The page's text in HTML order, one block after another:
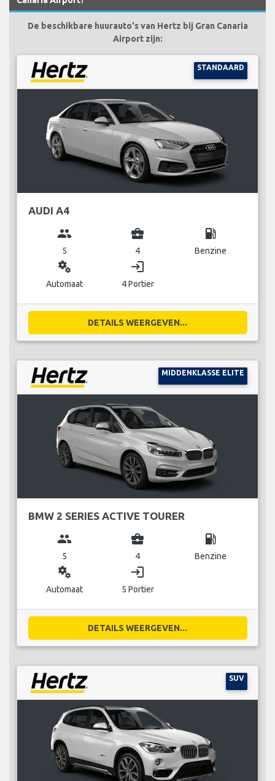
De beschikbare huurauto's van Hertz bij Gran Canaria
Airport zijn:
STANDAARD
AUDI A4
group
5
business_center
4
local_gas_station
Benzine
miscellaneous_services
Automaat
login
4 Portier
DETAILS WEERGEVEN...
MIDDENKLASSE ELITE
BMW 2 SERIES ACTIVE TOURER
group
5
business_center
4
local_gas_station
Benzine
miscellaneous_services
Automaat
login
5 Portier
DETAILS WEERGEVEN...
SUV